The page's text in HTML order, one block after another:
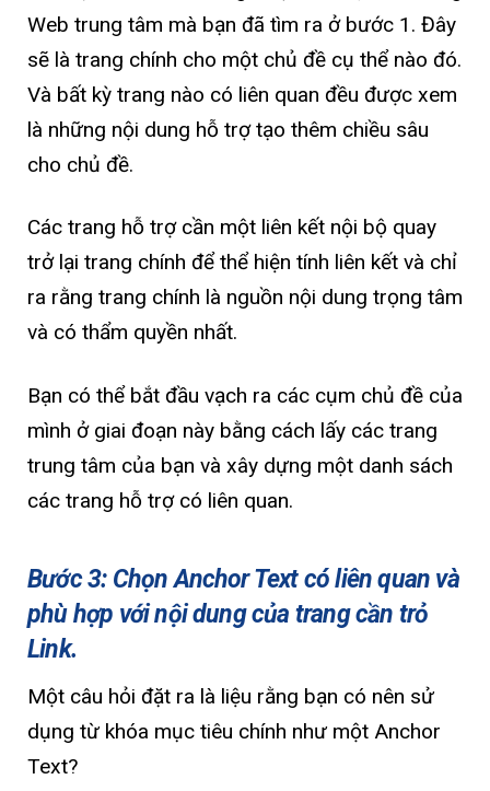
Web trung tâm mà bạn đã tìm ra ở bước 1. Đây
sẽ là trang chính cho một chủ đề cụ thể nào đó.
Và bất kỳ trang nào có liên quan đều được xem
là những nội dung hỗ trợ tạo thêm chiều sâu
cho chủ đề.
Các trang hỗ trợ cần một liên kết nội bộ quay
trở lại trang chính để thể hiện tính liên kết và chỉ
ra rằng trang chính là nguồn nội dung trọng tâm
và có thẩm quyền nhất.
Bạn có thể bắt đầu vạch ra các cụm chủ đề của
mình ở giai đoạn này bằng cách lấy các trang
trung tâm của bạn và xây dựng một danh sách
các trang hỗ trợ có liên quan.
Bước 3: Chọn Anchor Text có liên quan và
phù hợp với nội dung của trang cần trỏ
Link.
Một câu hỏi đặt ra là liệu rằng bạn có nên sử
dụng từ khóa mục tiêu chính như một Anchor
Text?